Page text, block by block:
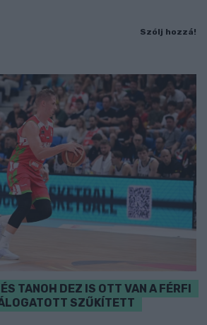
Szólj hozzá!
TANOH DEZ IS OTT VAN A FÉRFI
SZŰKÍTETT